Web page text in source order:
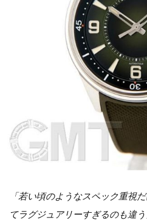
「若い頃のようなスペック重視
てラグジュアリーすぎるのも違う